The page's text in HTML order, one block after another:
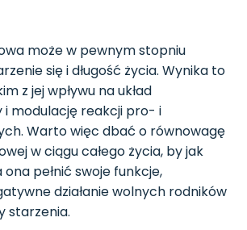
może w pewnym stopniu
się i długość życia. Wynika to
z jej wpływu na układ
modulację reakcji pro- i
Warto więc dbać o równowagę
w ciągu całego życia, by jak
ona pełnić swoje funkcje,
działanie wolnych rodników
starzenia.